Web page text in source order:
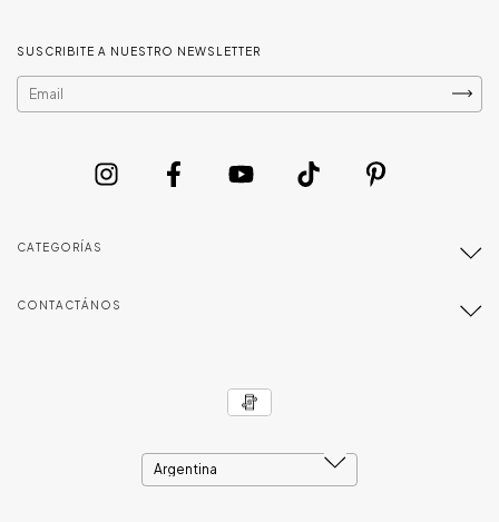
SUSCRIBITE A NUESTRO NEWSLETTER
CATEGORÍAS
CONTACTÁNOS